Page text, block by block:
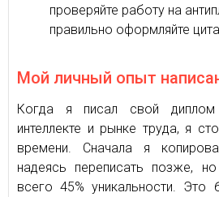
проверяйте работу на
правильно оформляйте
Мой личный опыт
Когда я писал свой диплом
интеллекте и рынке труда, я
времени. Сначала я
надеясь переписать позже,
всего 45% уникальности. Это